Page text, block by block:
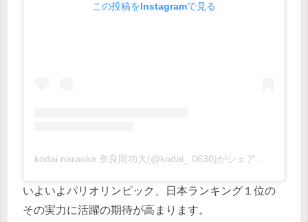
この投稿をInstagramで見る
いよいよパリオリンピック、日本ランキング１位の
その実力に活躍の期待が高まります。